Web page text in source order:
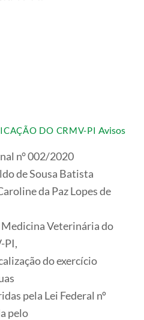
DO CRMV-PI Avisos
n° 002/2020
de Sousa Batista
da Paz Lopes de
Veterinária do
PI,
do exercício
pela Lei Federal nº
pelo